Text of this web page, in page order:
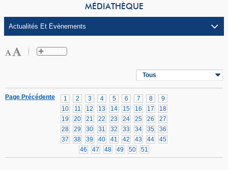
MÉDIATHÈQUE
Tous
1 2 3 4 5 6 7 8
9
10
11 12 13 14 15 16 17
18
19
20 21 22 23 24 25 26
27
28
29 30 31 32 33 34 35
36
37
38 39 40 41 42 43 44
45
46
47 48 49 50 51
Page Précédente